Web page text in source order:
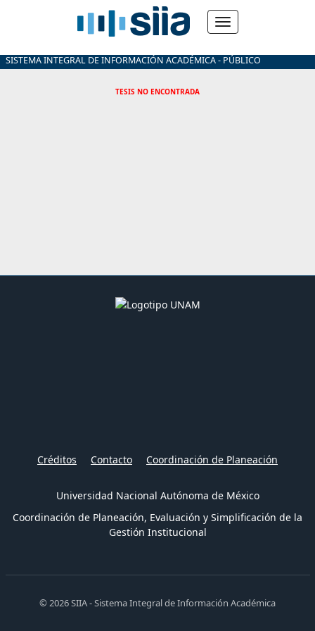
SISTEMA INTEGRAL DE INFORMACIÓN ACADÉMICA - PÚBLICO
TESIS NO ENCONTRADA
Créditos Contacto Coordinación de Planeación
Universidad Nacional Autónoma de México
Coordinación de Planeación, Evaluación y Simplificación de la
Gestión Institucional
© 2026 SIIA - Sistema Integral de Información Académica